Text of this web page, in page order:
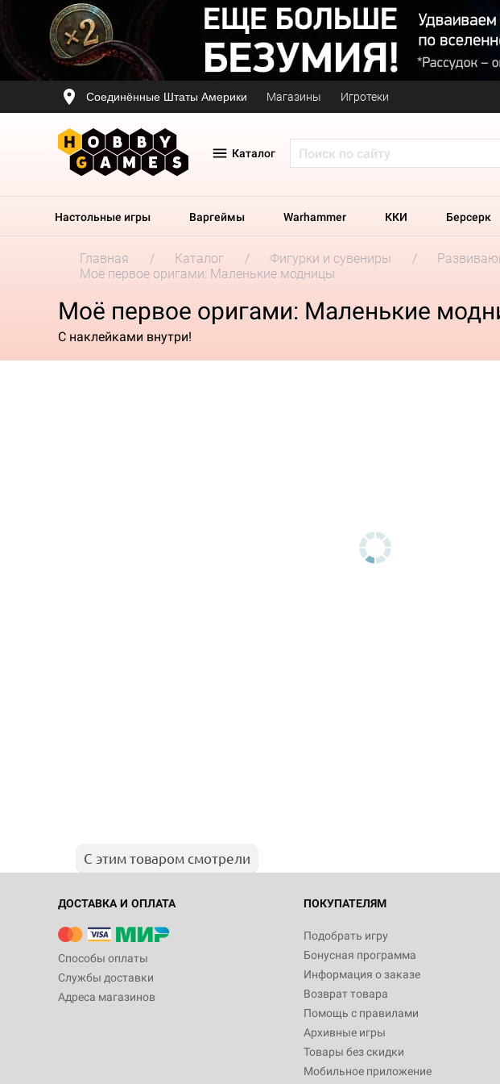
Соединённые Штаты Америки Магазины Игротеки
Каталог
Настольные игры Варгеймы Warhammer ККИ Берсерк
Главная Каталог Фигурки и сувениры
Моё первое оригами: Маленькие модницы
Моё первое оригами: Маленькие
С наклейками внутри!
С этим товаром смотрели
ДОСТАВКА И ОПЛАТА
Способы оплаты
Службы доставки
Адреса магазинов
ПОКУПАТЕЛЯМ
Подобрать игру
Бонусная программа
Информация о заказе
Возврат товара
Помощь с правилами
Архивные игры
Товары без скидки
Мобильное приложение